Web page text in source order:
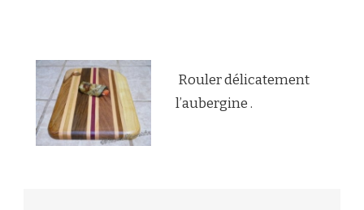
Rouler délicatement
l’aubergine .